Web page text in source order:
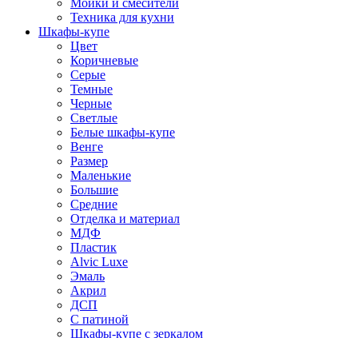
Мойки и смесители
Техника для кухни
Шкафы-купе
Цвет
Коричневые
Серые
Темные
Черные
Светлые
Белые шкафы-купе
Венге
Размер
Маленькие
Большие
Средние
Отделка и материал
МДФ
Пластик
Alvic Luxe
Эмаль
Акрил
ДСП
С патиной
Шкафы-купе с зеркалом